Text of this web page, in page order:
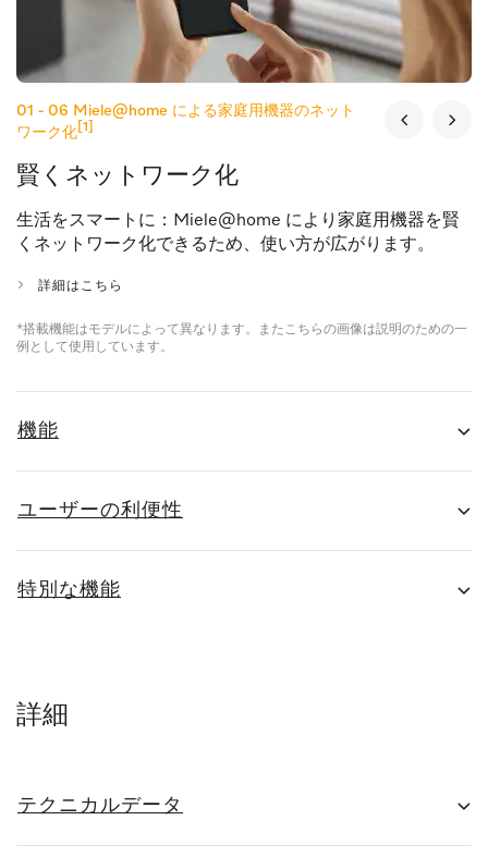
01 - 06 Miele@home による家庭用機器のネット
ワーク化 [1]
賢くネットワーク化
生活をスマートに：Miele@home により家庭用機器を賢
くネットワーク化できるため、使い方が広がります。
詳細はこちら
*搭載機能はモデルによって異なります。またこちらの画像は説明のための一
例として使用しています。
機能
ユーザーの利便性
特別な機能
詳細
テクニカルデータ